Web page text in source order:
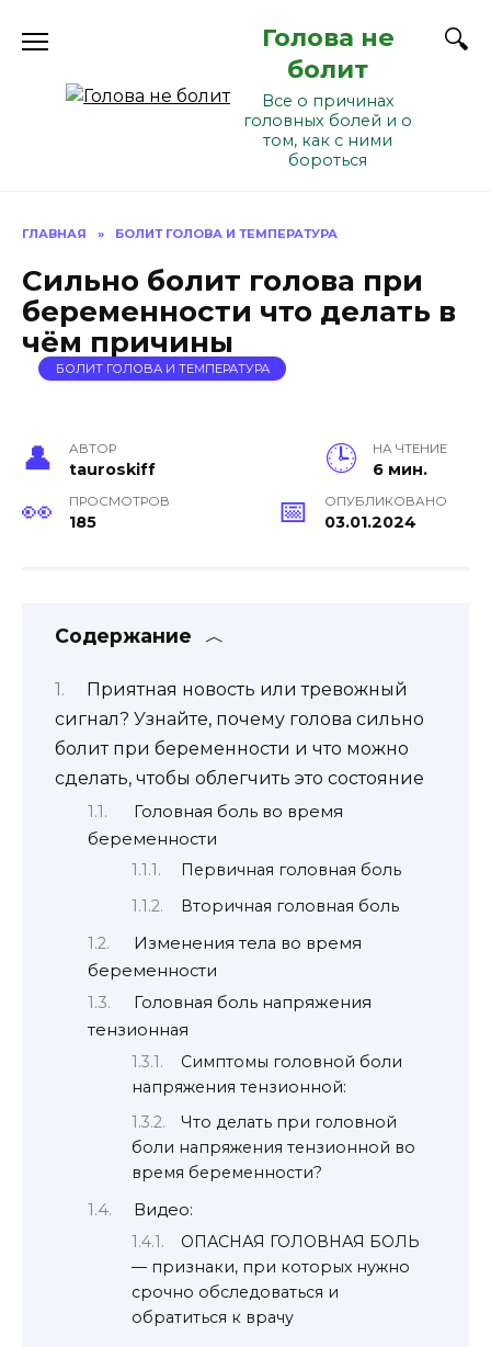
Голова не
болит
Все о причинах
головных болей и о
том, как с ними
бороться
ГЛАВНАЯ » БОЛИТ ГОЛОВА И ТЕМПЕРАТУРА
Сильно болит голова при
беременности что делать в
чём причины
БОЛИТ ГОЛОВА И ТЕМПЕРАТУРА
АВТОР
tauroskiff
НА ЧТЕНИЕ
6 мин.
ПРОСМОТРОВ
185
ОПУБЛИКОВАНО
03.01.2024
Содержание
Приятная новость или тревожный
сигнал? Узнайте, почему голова сильно
болит при беременности и что можно
сделать, чтобы облегчить это состояние
Головная боль во время
беременности
Первичная головная боль
Вторичная головная боль
Изменения тела во время
беременности
Головная боль напряжения
тензионная
Симптомы головной боли
напряжения тензионной:
Что делать при головной
боли напряжения тензионной во
время беременности?
Видео:
ОПАСНАЯ ГОЛОВНАЯ БОЛЬ
— признаки, при которых нужно
срочно обследоваться и
обратиться к врачу